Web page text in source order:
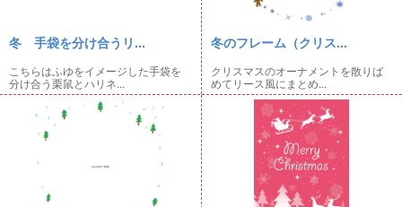
冬 手袋を分け合うリ...
こちらはふゆをイメージした手袋を
分け合う栗鼠とハリネ...
冬のフレーム（クリス...
クリスマスのオーナメントを散りば
めてリース風にまとめ...